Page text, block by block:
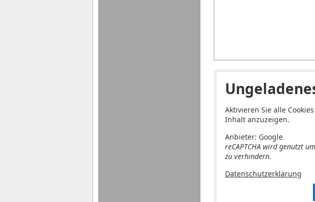
Aktivieren Sie alle
Inhalt anzuzeigen.
Anbieter: Google
reCAPTCHA wird genutzt
zu verhindern.
Datenschutzerklärung